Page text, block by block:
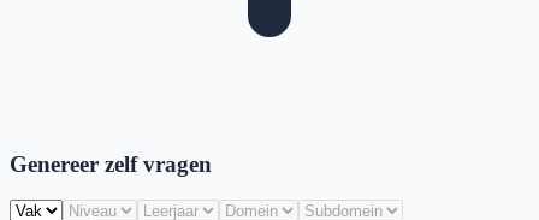
Genereer zelf vragen